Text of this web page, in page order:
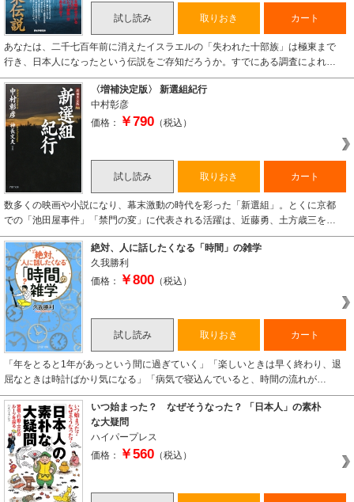
試し読み 取りおき カート
あなたは、二千七百年前に消えたイスラエルの「失われた十部族」は極東まで
行き、日本人になったという伝説をご存知だろうか。すでにある調査によれ…
〈増補決定版〉 新選組紀行
中村彰彦
価格：
￥790 （税込）
試し読み 取りおき カート
数多くの映画や小説になり、幕末激動の時代を彩った「新選組」。とくに京都
での「池田屋事件」「禁門の変」に代表される活躍は、近藤勇、土方歳三を…
絶対、人に話したくなる「時間」の雑学
久我勝利
価格：
￥800 （税込）
試し読み 取りおき カート
「年をとると1年があっという間に過ぎていく」「楽しいときは早く終わり、退
屈なときは時計ばかり気になる」「病気で寝込んでいると、時間の流れが…
いつ始まった？ なぜそうなった？ 「日本人」の素朴
な大疑問
ハイパープレス
価格：
￥560 （税込）